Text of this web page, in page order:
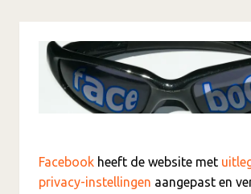
Facebook heeft de website met
privacy-instellingen aangepast en